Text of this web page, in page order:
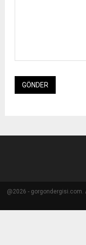
@2026 - gorgondergisi.com.